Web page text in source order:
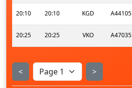
20:10 20:10 KGD A44105
20:25 20:25 VKO A47035
< >